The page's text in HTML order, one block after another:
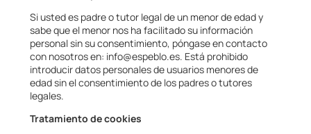
Si usted es padre o tutor legal de un menor de edad y
sabe que el menor nos ha facilitado su información
personal sin su consentimiento, póngase en contacto
con nosotros en: info@espeblo.es. Está prohibido
introducir datos personales de usuarios menores de
edad sin el consentimiento de los padres o tutores
legales.
Tratamiento de cookies